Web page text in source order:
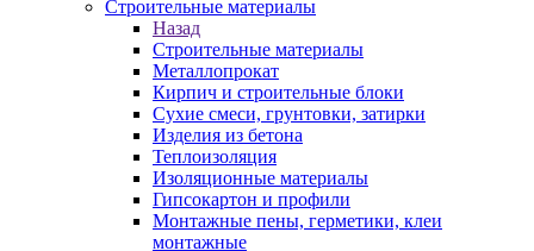
Строительные материалы
Назад
Строительные материалы
Металлопрокат
Кирпич и строительные блоки
Сухие смеси, грунтовки, затирки
Изделия из бетона
Теплоизоляция
Изоляционные материалы
Гипсокартон и профили
Монтажные пены, герметики, клеи
монтажные